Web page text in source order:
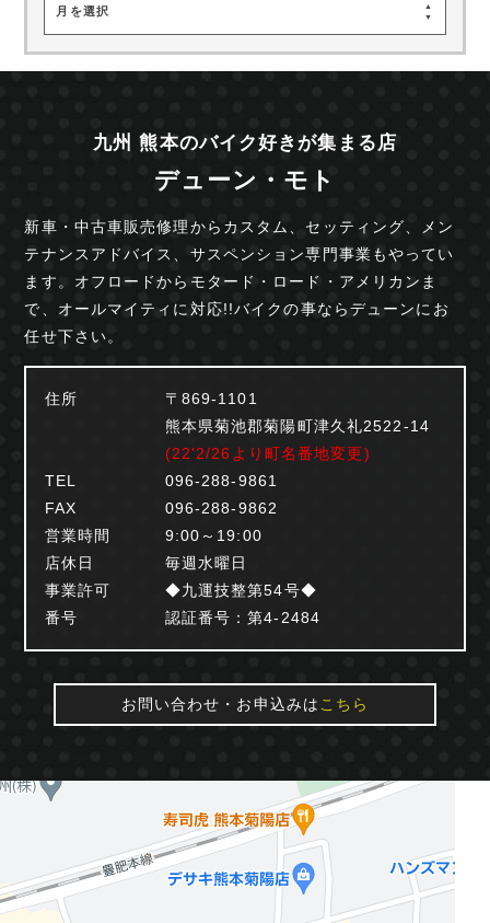
月を選択
九州 熊本のバイク好きが集まる店
デューン・モト
新車・中古車販売修理からカスタム、セッティング、
メン
テナンスアドバイス、サスペンション専門事業もやってい
ます。オフロードからモタード・ロード・ アメリカンま
で、オールマイティに対応!!バイクの事ならデューンにお
任せ下さい。
住所
〒869-1101
熊本県菊池郡菊陽町津久礼2522-14
(22'2/26より町名番地変更)
TEL
096-288-9861
FAX
096-288-9862
営業時間
9:00～19:00
店休日
毎週水曜日
事業許可
番号
◆九運技整第54号◆
認証番号：第4-2484
お問い合わせ・お申込みは こちら